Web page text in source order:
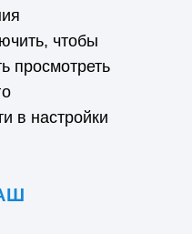
чтобы
просмотреть
в настройки